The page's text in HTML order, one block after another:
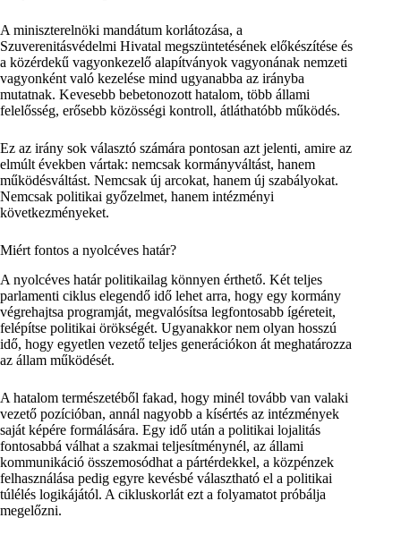
A miniszterelnöki mandátum korlátozása, a
Szuverenitásvédelmi Hivatal megszüntetésének előkészítése és
a közérdekű vagyonkezelő alapítványok vagyonának nemzeti
vagyonként való kezelése mind ugyanabba az irányba
mutatnak. Kevesebb bebetonozott hatalom, több állami
felelősség, erősebb közösségi kontroll, átláthatóbb működés.
Ez az irány sok választó számára pontosan azt jelenti, amire az
elmúlt években vártak: nemcsak kormányváltást, hanem
működésváltást. Nemcsak új arcokat, hanem új szabályokat.
Nemcsak politikai győzelmet, hanem intézményi
következményeket.
Miért fontos a nyolcéves határ?
A nyolcéves határ politikailag könnyen érthető. Két teljes
parlamenti ciklus elegendő idő lehet arra, hogy egy kormány
végrehajtsa programját, megvalósítsa legfontosabb ígéreteit,
felépítse politikai örökségét. Ugyanakkor nem olyan hosszú
idő, hogy egyetlen vezető teljes generációkon át meghatározza
az állam működését.
A hatalom természetéből fakad, hogy minél tovább van valaki
vezető pozícióban, annál nagyobb a kísértés az intézmények
saját képére formálására. Egy idő után a politikai lojalitás
fontosabbá válhat a szakmai teljesítménynél, az állami
kommunikáció összemosódhat a pártérdekkel, a közpénzek
felhasználása pedig egyre kevésbé választható el a politikai
túlélés logikájától. A cikluskorlát ezt a folyamatot próbálja
megelőzni.